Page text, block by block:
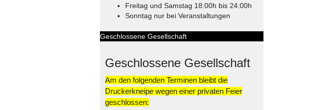
Freitag und Samstag 18:00h bis 24:00h
Sonntag nur bei Veranstaltungen
Geschlossene Gesellschaft
Geschlossene Gesellschaft
Am den folgenden Terminen bleibt die
Druckerkneipe wegen einer privaten Feier
geschlossen: